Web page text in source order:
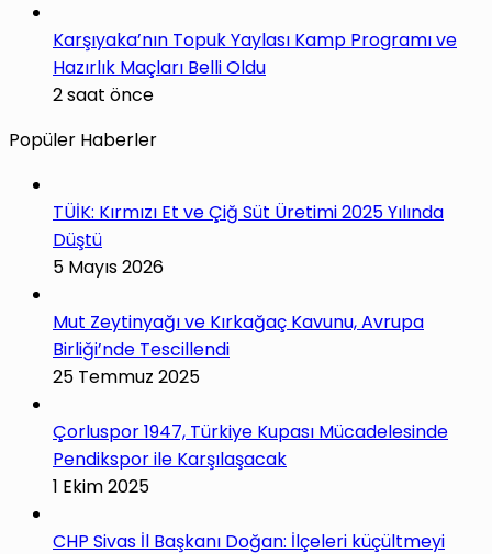
Karşıyaka’nın Topuk Yaylası Kamp Programı ve
Hazırlık Maçları Belli Oldu
2 saat önce
Popüler Haberler
TÜİK: Kırmızı Et ve Çiğ Süt Üretimi 2025 Yılında
Düştü
5 Mayıs 2026
Mut Zeytinyağı ve Kırkağaç Kavunu, Avrupa
Birliği’nde Tescillendi
25 Temmuz 2025
Çorluspor 1947, Türkiye Kupası Mücadelesinde
Pendikspor ile Karşılaşacak
1 Ekim 2025
CHP Sivas İl Başkanı Doğan: İlçeleri küçültmeyi